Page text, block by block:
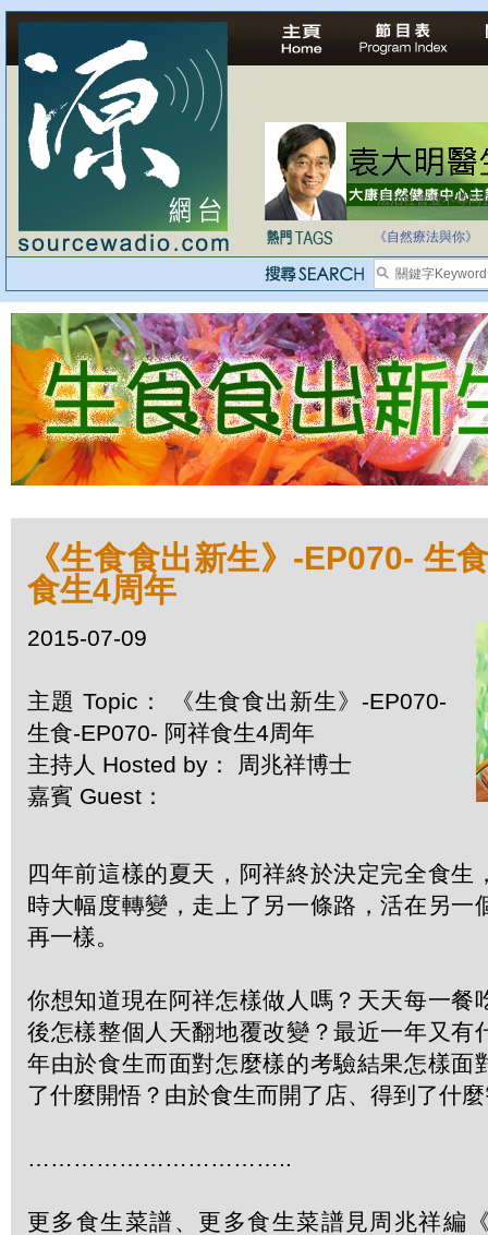
法治社會並不等同
自家教育合法化-
《自然療法與你》
《生食食出新生》-EP070- 生
食生4周年
2015-07-09
主題 Topic： 《生食食出新生》-EP070-
生食-EP070- 阿祥食生4周年
主持人 Hosted by： 周兆祥博士
嘉賓 Guest：
四年前這樣的夏天，阿祥終於決定完全食生
時大幅度轉變，走上了另一條路，活在另一
再一樣。
你想知道現在阿祥怎樣做人嗎？天天每一餐
後怎樣整個人天翻地覆改變？最近一年又有
年由於食生而面對怎麼樣的考驗結果怎樣面
了什麼開悟？由於食生而開了店、得到了什
……………………………..
更多食生菜譜、更多食生菜譜見周兆祥編